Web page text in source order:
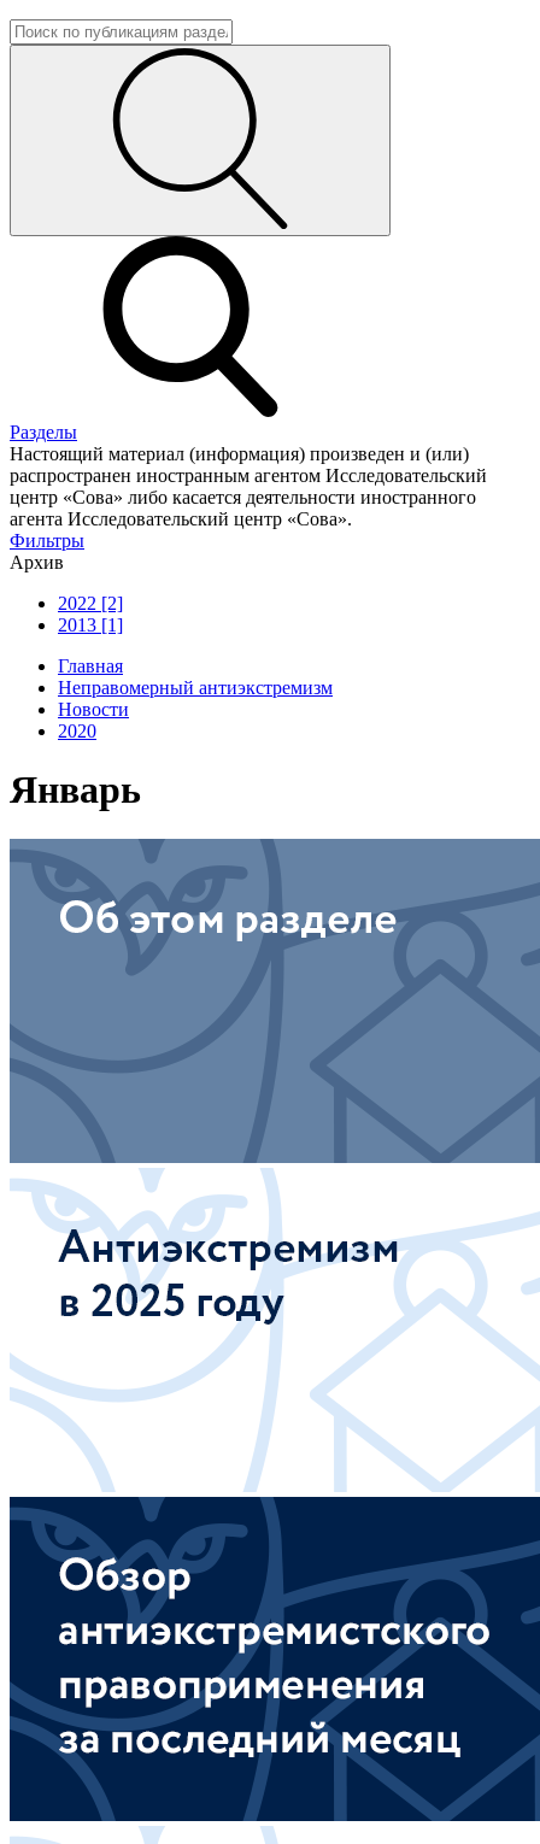
Разделы
Настоящий материал (информация) произведен и (или)
распространен иностранным агентом Исследовательский
центр «Сова» либо касается деятельности иностранного
агента Исследовательский центр «Сова».
Фильтры
Архив
2022 [2]
2013 [1]
Главная
Неправомерный антиэкстремизм
Новости
2020
Январь